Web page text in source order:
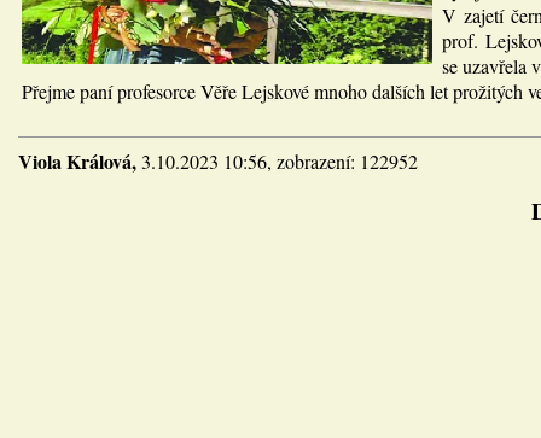
V zajetí
prof.
se uzavřela
Přejme paní profesorce Věře Lejskové mnoho dalších let prožitých
Viola Králová,3.10.2023 10:56, zobrazení: 122952